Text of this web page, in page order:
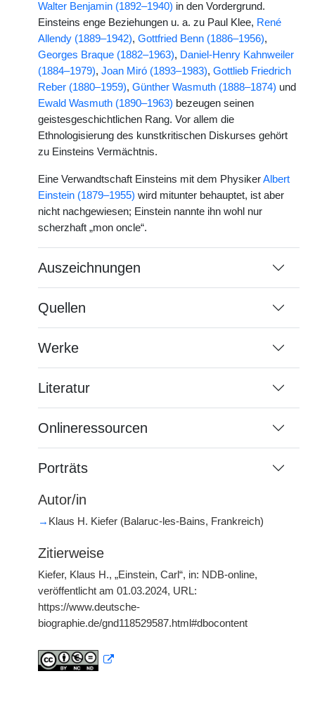
Walter Benjamin (1892–1940) in den Vordergrund.
Einsteins enge Beziehungen u. a. zu Paul Klee, René
Allendy (1889–1942), Gottfried Benn (1886–1956),
Georges Braque (1882–1963), Daniel-Henry Kahnweiler
(1884–1979), Joan Miró (1893–1983), Gottlieb Friedrich
Reber (1880–1959), Günther Wasmuth (1888–1874) und
Ewald Wasmuth (1890–1963) bezeugen seinen
geistesgeschichtlichen Rang. Vor allem die
Ethnologisierung des kunstkritischen Diskurses gehört
zu Einsteins Vermächtnis.
Eine Verwandtschaft Einsteins mit dem PhysikerAlbert
Einstein (1879–1955) wird mitunter behauptet, ist aber
nicht nachgewiesen; Einstein nannte ihn wohl nur
scherzhaft „mon oncle“.
Auszeichnungen
Quellen
Werke
Literatur
Onlineressourcen
Porträts
Autor/in
→ Klaus H. Kiefer (Balaruc-les-Bains, Frankreich)
Zitierweise
Kiefer, Klaus H., „Einstein, Carl“, in: NDB-online,
veröffentlicht am 01.03.2024, URL:
https://www.deutsche-
biographie.de/gnd118529587.html#dbocontent